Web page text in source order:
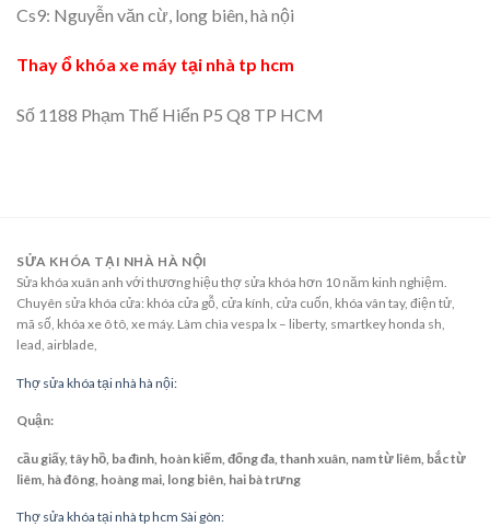
Cs9: Nguyễn văn cừ, long biên, hà nội
Thay ổ khóa xe máy tại nhà tp hcm
Số 1188 Phạm Thế Hiển P5 Q8 TP HCM
SỬA KHÓA TẠI NHÀ HÀ NỘI
Sửa khóa xuân anh với thương hiệu thợ sửa khóa hơn 10 năm kinh nghiệm.
Chuyên sửa khóa cửa: khóa cửa gỗ, cửa kính, cửa cuốn, khóa vân tay, điện tử,
mã số, khóa xe ô tô, xe máy. Làm chìa vespa lx – liberty, smartkey honda sh,
lead, airblade,
Thợ sửa khóa tại nhà hà nội:
Quận:
cầu giấy, tây hồ, ba đình, hoàn kiếm, đống đa, thanh xuân, nam từ liêm, bắc từ
liêm, hà đông, hoàng mai, long biên, hai bà trưng
Thợ sửa khóa tại nhà tp hcm Sài gòn: